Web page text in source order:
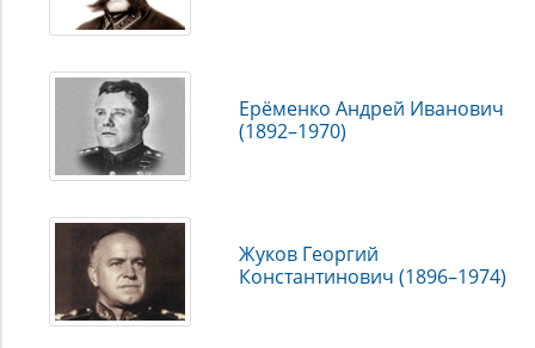
Ерёменко Андрей Иванович
(1892–1970)
Жуков Георгий
Константинович (1896–1974)